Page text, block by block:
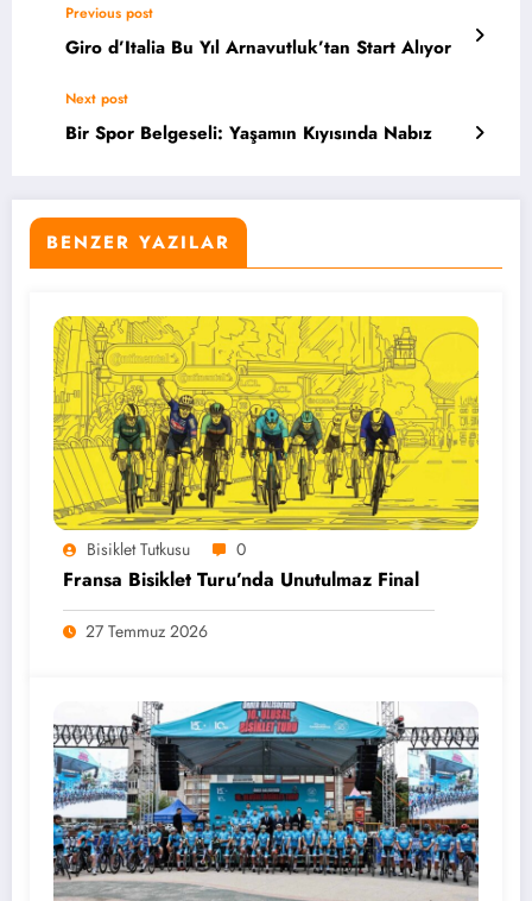
Previous post
Giro d’Italia Bu Yıl Arnavutluk’tan Start Alıyor
Next post
Bir Spor Belgeseli: Yaşamın Kıyısında Nabız
BENZER YAZILAR
Bisiklet Tutkusu 0
Fransa Bisiklet Turu’nda Unutulmaz Final
27 Temmuz 2026